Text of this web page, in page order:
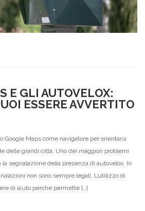
E GLI AUTOVELOX:
ESSERE AVVERTITO
Maps come navigatore per orientarsi
delle grandi città. Uno dei maggiori problemi
segnalazione della presenza di autovelox. In
non sono sempre legali. L’utilizzo di
di aiuto perché permette […]